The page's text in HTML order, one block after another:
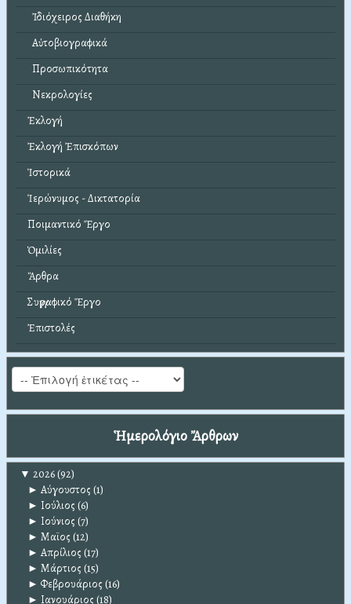
Ἰδιόχειρος Διαθήκη
Αὐτοβιογραφικά
Προσωπικότητα
Νεκρολογίες
Ἐκλογή
Ἐκλογή Ἐπισκόπων
Ἱστορικά
Ἱερώνυμος - Δικτατορία
Ποιμαντικό Ἔργο
Ὁμιλίες
Ἄρθρα
Συγγραφικό Ἔργο
Ἐπιστολές
Ἡμερολόγιο Ἄρθρων
▼ 2026(92)
► Αύγουστος (1)
► Ιούλιος (6)
► Ιούνιος (7)
► Μαϊος (12)
► Απρίλιος (17)
► Μάρτιος (15)
► Φεβρουάριος (16)
► Ιανουάριος (18)